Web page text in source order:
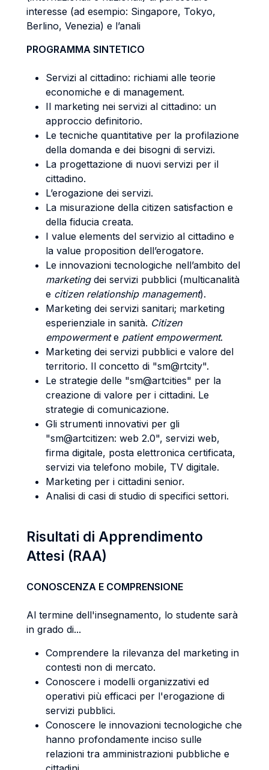
interesse (ad esempio: Singapore, Tokyo,
Berlino, Venezia) e l’anali
PROGRAMMA SINTETICO
Servizi al cittadino: richiami alle teorie
economiche e di management.
Il marketing nei servizi al cittadino: un
approccio definitorio.
Le tecniche quantitative per la profilazione
della domanda e dei bisogni di servizi.
La progettazione di nuovi servizi per il
cittadino.
L’erogazione dei servizi.
La misurazione della citizen satisfaction e
della fiducia creata.
I value elements del servizio al cittadino e
la value proposition dell’erogatore.
Le innovazioni tecnologiche nell’ambito del
marketingdei servizi pubblici (multicanalità
e citizen relationship management).
Marketing dei servizi sanitari; marketing
esperienziale in sanità. Citizen
empowermente patient empowerment.
Marketing dei servizi pubblici e valore del
territorio. Il concetto di "sm@rtcity".
Le strategie delle "sm@artcities" per la
creazione di valore per i cittadini. Le
strategie di comunicazione.
Gli strumenti innovativi per gli
"sm@artcitizen: web 2.0", servizi web,
firma digitale, posta elettronica certificata,
servizi via telefono mobile, TV digitale.
Marketing per i cittadini senior.
Analisi di casi di studio di specifici settori.
Risultati di Apprendimento
Attesi (RAA)
CONOSCENZA E COMPRENSIONE
Al termine dell'insegnamento, lo studente sarà
in grado di...
Comprendere la rilevanza del marketing in
contesti non di mercato.
Conoscere i modelli organizzativi ed
operativi più efficaci per l'erogazione di
servizi pubblici.
Conoscere le innovazioni tecnologiche che
hanno profondamente inciso sulle
relazioni tra amministrazioni pubbliche e